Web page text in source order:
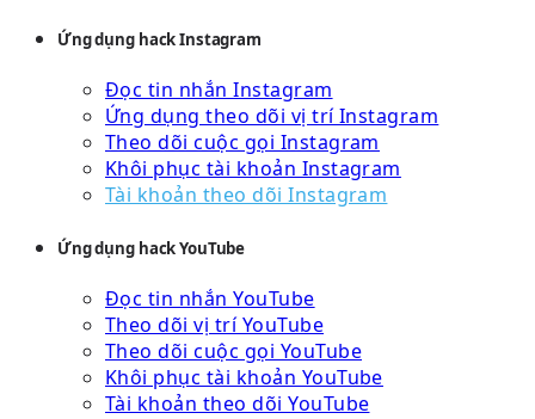
Ứng dụng hack Instagram
Đọc tin nhắn Instagram
Ứng dụng theo dõi vị trí Instagram
Theo dõi cuộc gọi Instagram
Khôi phục tài khoản Instagram
Tài khoản theo dõi Instagram
Ứng dụng hack YouTube
Đọc tin nhắn YouTube
Theo dõi vị trí YouTube
Theo dõi cuộc gọi YouTube
Khôi phục tài khoản YouTube
Tài khoản theo dõi YouTube